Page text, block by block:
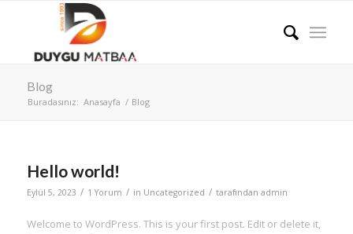
Blog
Buradasınız: Anasayfa / Blog
Hello world!
Eylül 5, 2023 / 1 Yorum / in Uncategorized / tarafından admin
Welcome to WordPress. This is your first post. Edit or delete it,